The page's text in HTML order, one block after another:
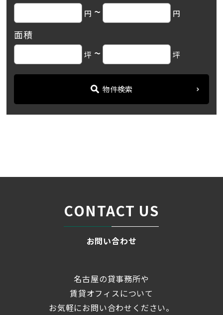
円 ~ 円
面積
坪 ~ 坪
物件検索
CONTACT US
お問い合わせ
名古屋の貸事務所や
賃貸オフィスについて
お気軽にお問い合わせください。